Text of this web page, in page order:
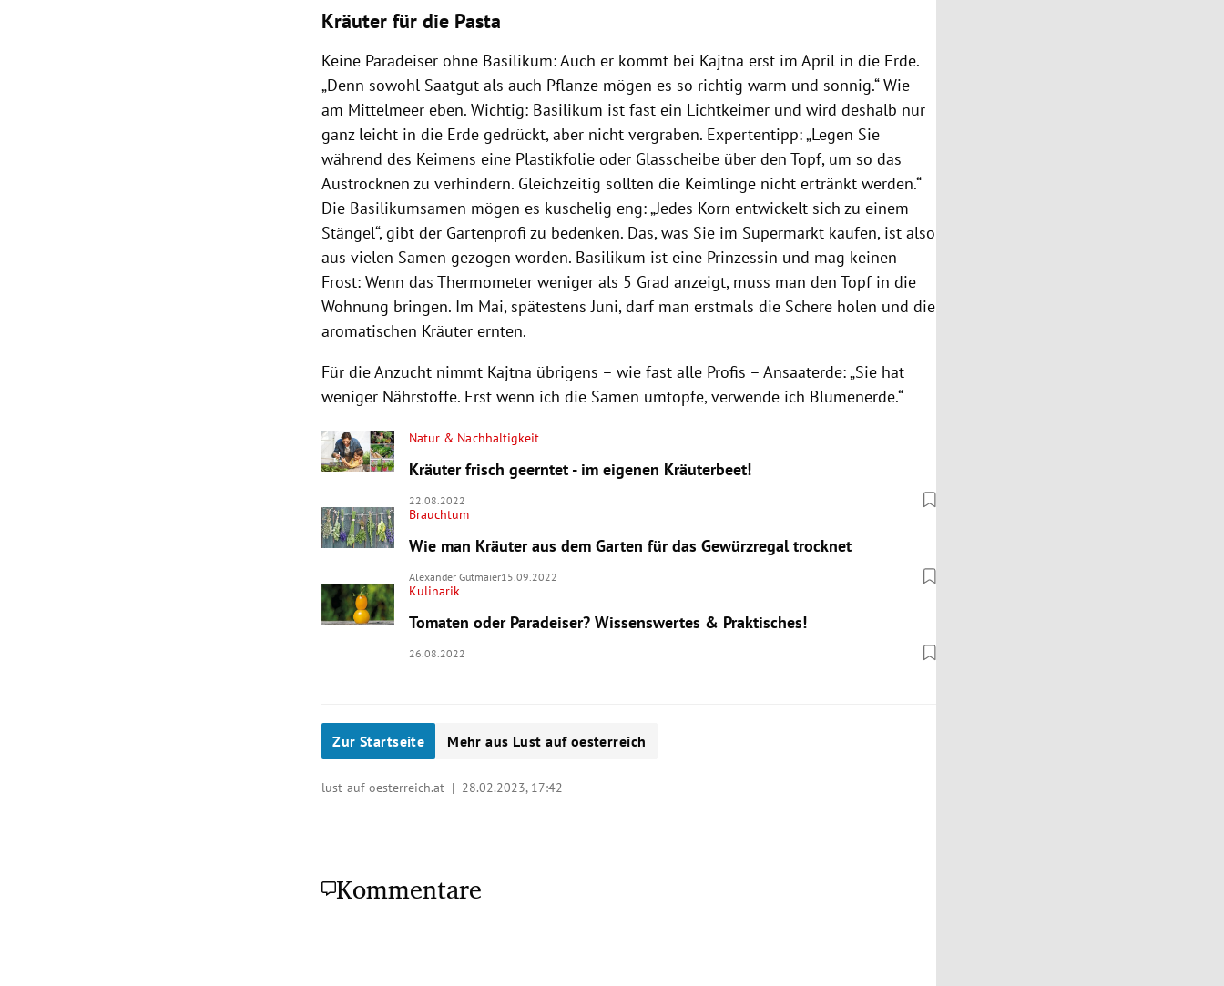
Kräuter für die Pasta
Keine Paradeiser ohne Basilikum: Auch er kommt bei Kajtna erst im April in die Erde.
„Denn sowohl Saatgut als auch Pflanze mögen es so richtig warm und sonnig.“ Wie
am Mittelmeer eben. Wichtig: Basilikum ist fast ein Lichtkeimer und wird deshalb nur
ganz leicht in die Erde gedrückt, aber nicht vergraben. Expertentipp: „Legen Sie
während des Keimens eine Plastikfolie oder Glasscheibe über den Topf, um so das
Austrocknen zu verhindern. Gleichzeitig sollten die Keimlinge nicht ertränkt werden.“
Die Basilikumsamen mögen es kuschelig eng: „Jedes Korn entwickelt sich zu einem
Stängel“, gibt der Gartenprofi zu bedenken. Das, was Sie im Supermarkt kaufen, ist also
aus vielen Samen gezogen worden. Basilikum ist eine Prinzessin und mag keinen
Frost: Wenn das Thermometer weniger als 5 Grad anzeigt, muss man den Topf in die
Wohnung bringen. Im Mai, spätestens Juni, darf man erstmals die Schere holen und die
aromatischen Kräuter ernten.
Für die Anzucht nimmt Kajtna übrigens – wie fast alle Profis – Ansaaterde: „Sie hat
weniger Nährstoffe. Erst wenn ich die Samen umtopfe, verwende ich Blumenerde.“
Natur & Nachhaltigkeit
Kräuter frisch geerntet - im eigenen Kräuterbeet!
22.08.2022
Brauchtum
Wie man Kräuter aus dem Garten für das Gewürzregal trocknet
Alexander Gutmaier15.09.2022
Kulinarik
Tomaten oder Paradeiser? Wissenswertes & Praktisches!
26.08.2022
Zur Startseite Mehr aus Lust auf oesterreich
lust-auf-oesterreich.at | 28.02.2023, 17:42
Kommentare